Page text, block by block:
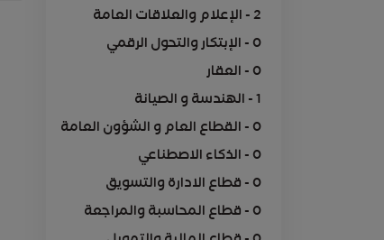
2 - الإعلام والعلاقات العامة
0 - الإبتكار والتحول الرقمي
0 - العقار
1 - الهندسة و الصيانة
0 - القطاع العام و الشؤون العامة
0 - الذكاء الاصطناعي
0 - قطاع الادارة والتسويق
0 - قطاع المحاسبة والمراجعة